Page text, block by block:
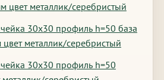
цвет металлик/серебристый
30х30 профиль h=50 база
металлик/серебристый
30х30 профиль h=50